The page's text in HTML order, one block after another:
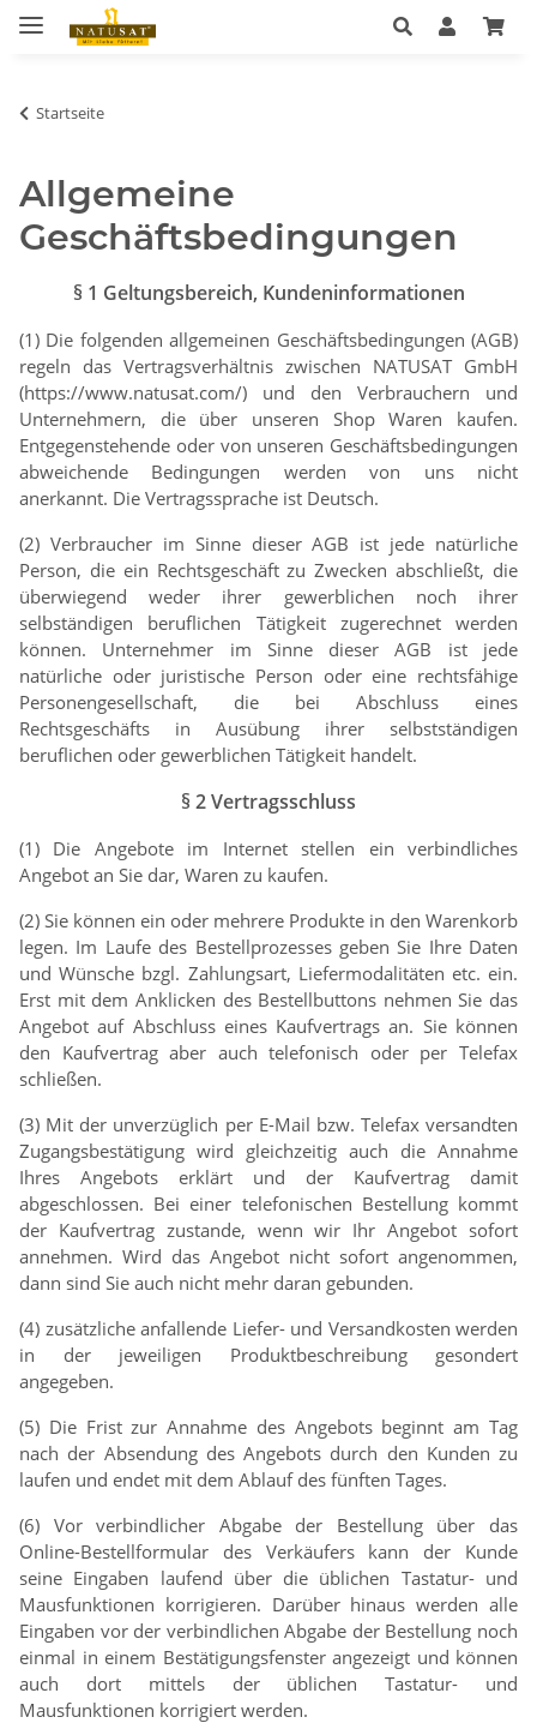
Startseite
Allgemeine
Geschäftsbedingungen
§ 1 Geltungsbereich, Kundeninformationen
(1) Die folgenden allgemeinen Geschäftsbedingungen (AGB)
regeln das Vertragsverhältnis zwischen NATUSAT GmbH
(https://www.natusat.com/) und den Verbrauchern und
Unternehmern, die über unseren Shop Waren kaufen.
Entgegenstehende oder von unseren Geschäftsbedingungen
abweichende Bedingungen werden von uns nicht
anerkannt. Die Vertragssprache ist Deutsch.
(2) Verbraucher im Sinne dieser AGB ist jede natürliche
Person, die ein Rechtsgeschäft zu Zwecken abschließt, die
überwiegend weder ihrer gewerblichen noch ihrer
selbständigen beruflichen Tätigkeit zugerechnet werden
können. Unternehmer im Sinne dieser AGB ist jede
natürliche oder juristische Person oder eine rechtsfähige
Personengesellschaft, die bei Abschluss eines
Rechtsgeschäfts in Ausübung ihrer selbstständigen
beruflichen oder gewerblichen Tätigkeit handelt.
§ 2 Vertragsschluss
(1) Die Angebote im Internet stellen ein verbindliches
Angebot an Sie dar, Waren zu kaufen.
(2) Sie können ein oder mehrere Produkte in den Warenkorb
legen. Im Laufe des Bestellprozesses geben Sie Ihre Daten
und Wünsche bzgl. Zahlungsart, Liefermodalitäten etc. ein.
Erst mit dem Anklicken des Bestellbuttons nehmen Sie das
Angebot auf Abschluss eines Kaufvertrags an. Sie können
den Kaufvertrag aber auch telefonisch oder per Telefax
schließen.
(3) Mit der unverzüglich per E-Mail bzw. Telefax versandten
Zugangsbestätigung wird gleichzeitig auch die Annahme
Ihres Angebots erklärt und der Kaufvertrag damit
abgeschlossen. Bei einer telefonischen Bestellung kommt
der Kaufvertrag zustande, wenn wir Ihr Angebot sofort
annehmen. Wird das Angebot nicht sofort angenommen,
dann sind Sie auch nicht mehr daran gebunden.
(4) zusätzliche anfallende Liefer- und Versandkosten werden
in der jeweiligen Produktbeschreibung gesondert
angegeben.
(5) Die Frist zur Annahme des Angebots beginnt am Tag
nach der Absendung des Angebots durch den Kunden zu
laufen und endet mit dem Ablauf des fünften Tages.
(6) Vor verbindlicher Abgabe der Bestellung über das
Online-Bestellformular des Verkäufers kann der Kunde
seine Eingaben laufend über die üblichen Tastatur- und
Mausfunktionen korrigieren. Darüber hinaus werden alle
Eingaben vor der verbindlichen Abgabe der Bestellung noch
einmal in einem Bestätigungsfenster angezeigt und können
auch dort mittels der üblichen Tastatur- und
Mausfunktionen korrigiert werden.